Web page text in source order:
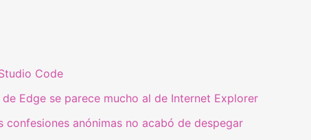
Code
Edge se parece mucho al de Internet Explorer
anónimas no acabó de despegar